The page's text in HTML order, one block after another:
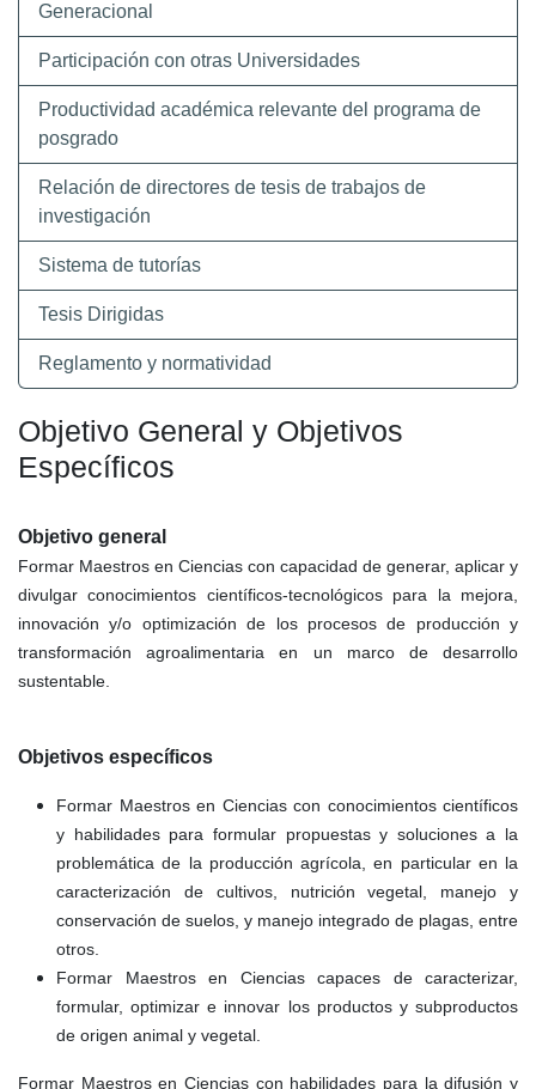
Generacional
Participación con otras Universidades
Productividad académica relevante del programa de
posgrado
Relación de directores de tesis de trabajos de
investigación
Sistema de tutorías
Tesis Dirigidas
Reglamento y normatividad
Objetivo General y Objetivos
Específicos
Objetivo general
Formar Maestros en Ciencias con capacidad de generar, aplicar y
divulgar conocimientos científicos-tecnológicos para la mejora,
innovación y/o optimización de los procesos de producción y
transformación agroalimentaria en un marco de desarrollo
sustentable.
Objetivos específicos
Formar Maestros en Ciencias con conocimientos científicos
y habilidades para formular propuestas y soluciones a la
problemática de la producción agrícola, en particular en la
caracterización de cultivos, nutrición vegetal, manejo y
conservación de suelos, y manejo integrado de plagas, entre
otros.
Formar Maestros en Ciencias capaces de caracterizar,
formular, optimizar e innovar los productos y subproductos
de origen animal y vegetal.
Formar Maestros en Ciencias con habilidades para la difusión y